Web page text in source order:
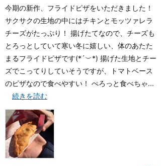
今期の新作、フライドピザをいただきました！
サクサクの生地の中にはチキンとモッツァレラ
チーズがたっぷり！ 揚げたてなので、チーズも
とろっとしていて寒い冬に嬉しい、体のあたた
まるフライドピザです(*´︶*) 揚げた生地とチー
ズでこってりしていそうですが、トマトベース
のピザなので食べやすい！ ぺろっと食べちゃ...
続きを読む